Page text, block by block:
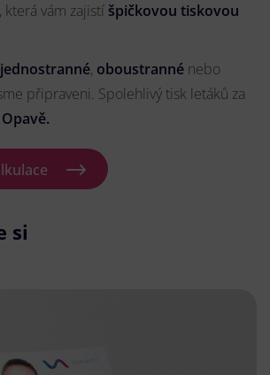
vám zajistí špičkovou tiskovou
jednostranné, oboustranné nebo
připraveni. Spolehlivý tisk letáků za
si